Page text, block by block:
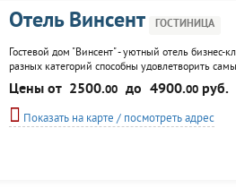
Отель Винсент ГОСТИНИЦА
Гостевой дом "Винсент" - уютный отель
разных категорий способны удовлетворить
Цены от 2500.00 до 4900.00руб.
Показать на карте / посмотреть адрес